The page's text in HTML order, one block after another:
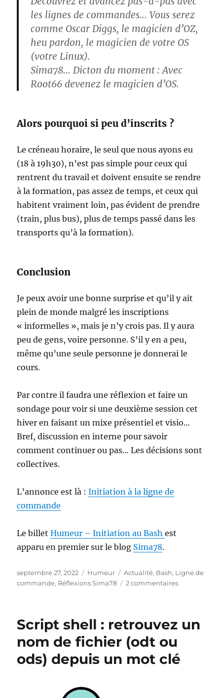
les lignes de commandes… Vous serez
comme Oscar Diggs, le magicien d’OZ,
heu pardon, le magicien de votre OS
(votre Linux).
Sima78… Dicton du moment : Avec
Root66 devenez le magicien d’OS.
Alors pourquoi si peu d’inscrits ?
Le créneau horaire, le seul que nous ayons eu
(18 à 19h30), n’est pas simple pour ceux qui
rentrent du travail et doivent ensuite se rendre
à la formation, pas assez de temps, et ceux qui
habitent vraiment loin, pas évident de prendre
(train, plus bus), plus de temps passé dans les
transports qu’à la formation).
Conclusion
Je peux avoir une bonne surprise et qu’il y ait
plein de monde malgré les inscriptions
« informelles », mais je n’y crois pas. Il y aura
peu de gens, voire personne. S’il y en a peu,
même qu’une seule personne je donnerai le
cours.
Par contre il faudra une réflexion et faire un
sondage pour voir si une deuxième session cet
hiver en faisant un mixe présentiel et visio…
Bref, discussion en interne pour savoir
comment continuer ou pas… Les décisions sont
collectives.
L’annonce est là :Initiation à la ligne de
commande
Le billetHumeur – Initiation au Bashest
apparu en premier sur le blog Sima78.
Publié
le
septembre 27, 2022 Catégories
Humeur Étiquettes
Actualité, Bash, Ligne de
commande, Réflexions Sima78 2 commentairessur
Script shell : retrouvez un
nom de fichier (odt ou
ods) depuis un mot clé